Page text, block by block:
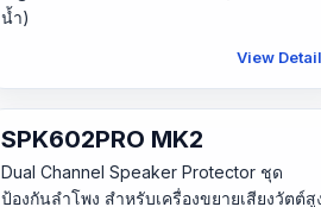
น้ำ)
View
SPK602PRO MK2
Dual Channel Speaker Protector ชุด
ป้องกันลำโพง สำหรับเครื่องขยายเสียงวัตต์สู